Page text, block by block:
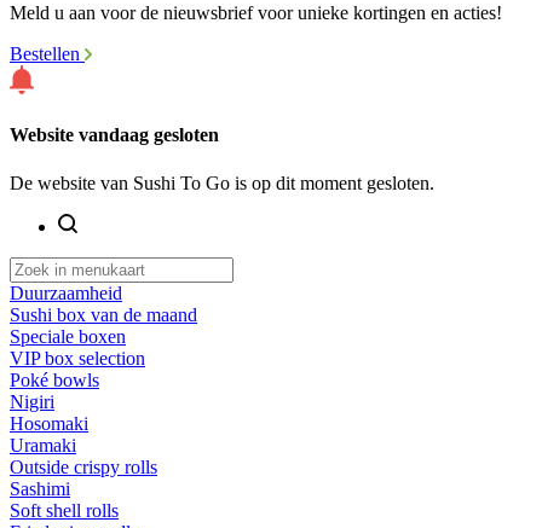
Meld u aan voor de nieuwsbrief voor unieke kortingen en acties!
Bestellen
Website vandaag gesloten
De website van Sushi To Go is op dit moment gesloten.
Duurzaamheid
Sushi box van de maand
Speciale boxen
VIP box selection
Poké bowls
Nigiri
Hosomaki
Uramaki
Outside crispy rolls
Sashimi
Soft shell rolls